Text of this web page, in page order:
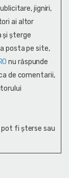
jigniri,
ai altor
și şterge
posta pe site,
nu răspunde
de comentarii,
fi șterse sau